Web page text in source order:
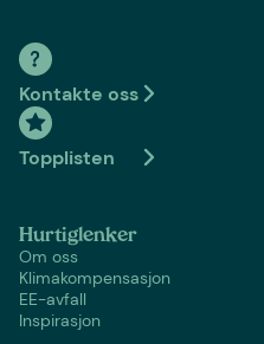
Kontakte oss
Topplisten
Hurtiglenker
Om oss
Klimakompensasjon
EE-avfall
Inspirasjon